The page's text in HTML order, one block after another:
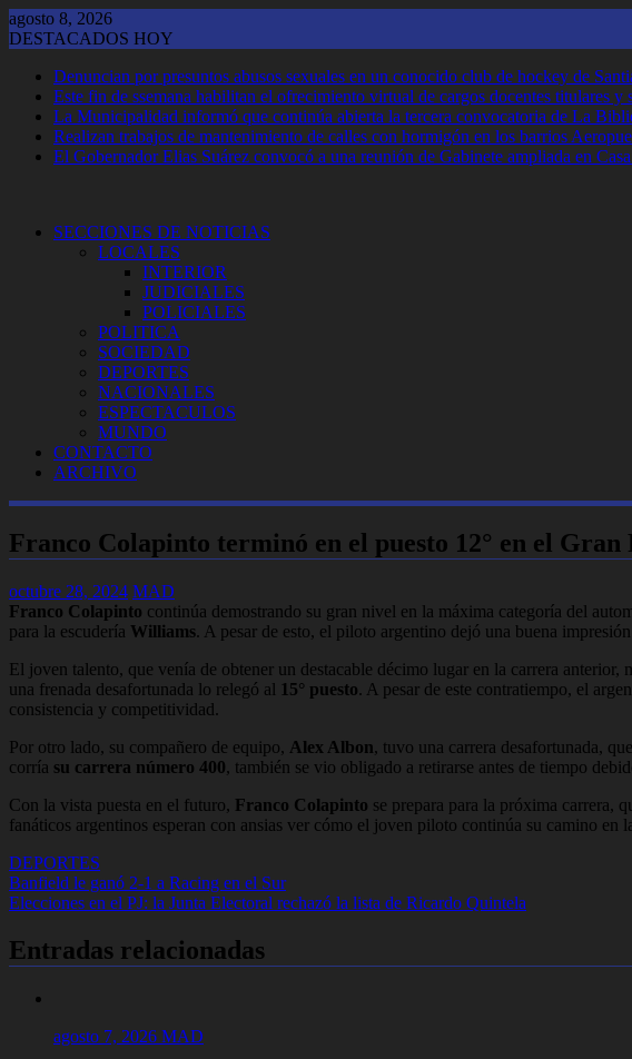
Saltar
al
agosto 8, 2026
DESTACADOS HOY
Denuncian por presuntos abusos sexuales en un conocido club de hockey de
Este fin de ssemana habilitan el ofrecimiento virtual de cargos docentes titulares y
La Municipalidad informó que continúa abierta la tercera convocatoria de La
Realizan trabajos de mantenimiento de calles con hormigón en los barrios
El Gobernador Elias Suárez convocó a una reunión de Gabinete ampliada en
SECCIONES DE NOTICIAS
LOCALES
INTERIOR
JUDICIALES
POLICIALES
POLITICA
SOCIEDAD
DEPORTES
NACIONALES
ESPECTACULOS
MUNDO
CONTACTO
ARCHIVO
Franco Colapinto terminó en el puesto 12° en el
octubre 28, 2024 MAD
Franco Colapinto continúa demostrando su gran nivel en la máxima categoría del
para la escudería Williams. A pesar de esto, el piloto argentino dejó una buena
El joven talento, que venía de obtener un destacable décimo lugar en la carrera anterior,
una frenada desafortunada lo relegó al 15° puesto. A pesar de este contratiempo, el
consistencia y competitividad.
Por otro lado, su compañero de equipo, Alex Albon, tuvo una carrera desafortunada,
corría su carrera número 400, también se vio obligado a retirarse antes de tiempo
Con la vista puesta en el futuro, Franco Colapinto se prepara para la próxima carrera,
fanáticos argentinos esperan con ansias ver cómo el joven piloto continúa su camino
DEPORTES
Navegación
de
entradas
Banfield le ganó 2-1 a Racing en el Sur
Elecciones en el PJ: la Junta Electoral rechazó la lista de Ricardo Quintela
Entradas relacionadas
agosto 7, 2026 MAD